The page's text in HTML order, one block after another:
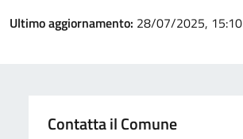
Ultimo aggiornamento: 28/07/2025, 15:10
Contatta il Comune